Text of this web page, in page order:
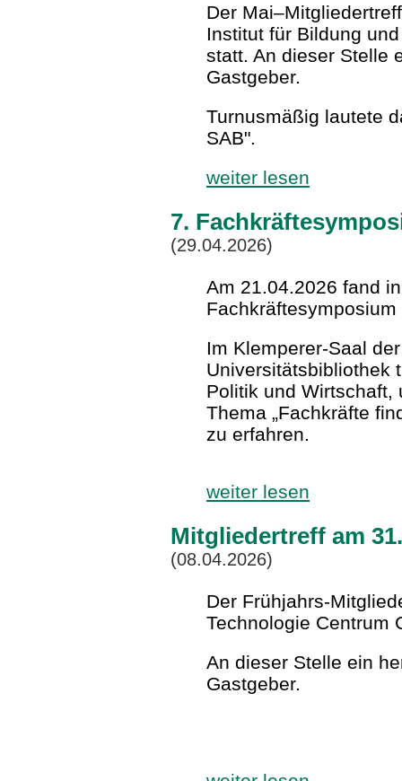
Der
Institut für Bildung
statt. An dieser Stelle
Gastgeber.
Turnusmäßig lautete
SAB".
weiter lesen
7.
(29.04.2026)
Am 21.04.2026 fand
Fachkräftesymposium
Im Klemperer-Saal
Universitätsbibliothek
Politik und Wirtschaft,
Thema „Fachkräfte
zu erfahren.
weiter lesen
Mitgliedertreff am
(08.04.2026)
Der Frühjahrs-
Technologie Centrum
An dieser Stelle ein
Gastgeber.